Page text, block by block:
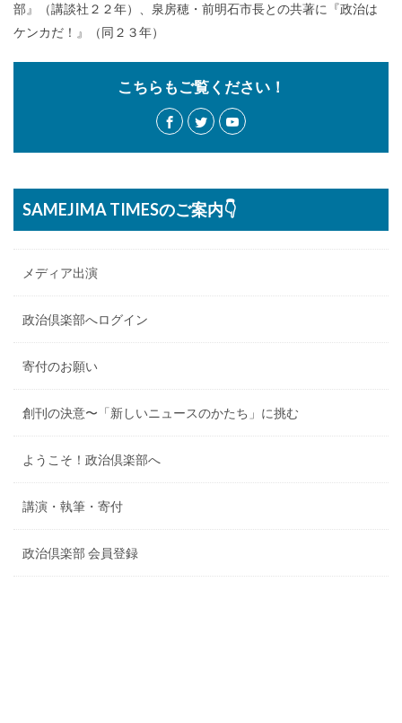
部』（講談社２２年）、泉房穂・前明石市長との共著に『政治は
ケンカだ！』（同２３年）
こちらもご覧ください！
SAMEJIMA TIMESのご案内👇
メディア出演
政治倶楽部へログイン
寄付のお願い
創刊の決意〜「新しいニュースのかたち」に挑む
ようこそ！政治倶楽部へ
講演・執筆・寄付
政治倶楽部 会員登録